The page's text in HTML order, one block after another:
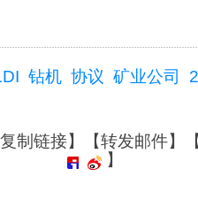
钻机 协议 矿业公司
复制链接】【转发邮件】
】